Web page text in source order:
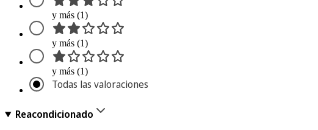
y más (1)
y más (1)
y más (1)
Todas las valoraciones
Reacondicionado